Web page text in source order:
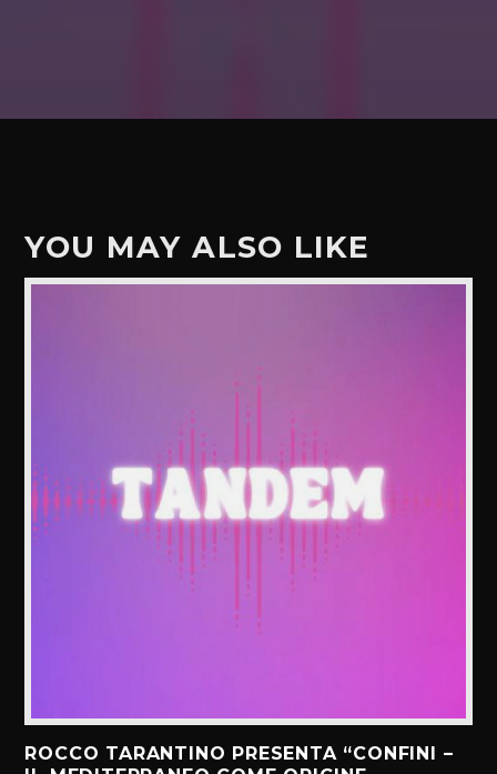
YOU MAY ALSO LIKE
ROCCO TARANTINO PRESENTA “CONFINI –